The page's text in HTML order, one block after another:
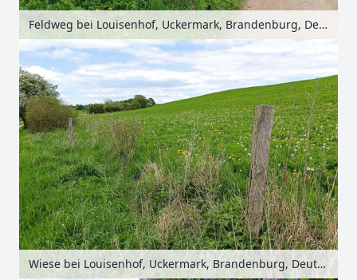
Feldweg bei Louisenhof, Uckermark, Brandenburg, Deutschland
Wiese bei Louisenhof, Uckermark, Brandenburg, Deutschland